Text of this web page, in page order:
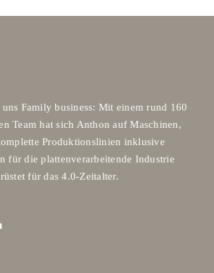
Family business: Mit einem rund 160
Team hat sich Anthon auf Maschinen,
Produktionslinien inklusive
für die plattenverarbeitende Industrie
für das 4.0-Zeitalter.